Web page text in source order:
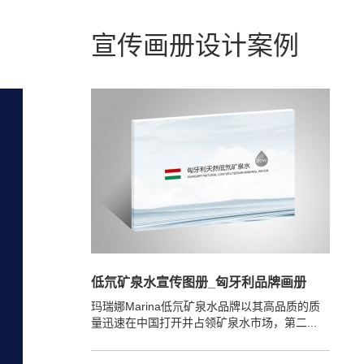
宣传画册设计案例
低氘矿泉水宣传图册_匈牙利品牌画册
玛瑞娜Marina低氘矿泉水品牌以其高品质的质
量迅速在中国打开并占领矿泉水市场，第二...